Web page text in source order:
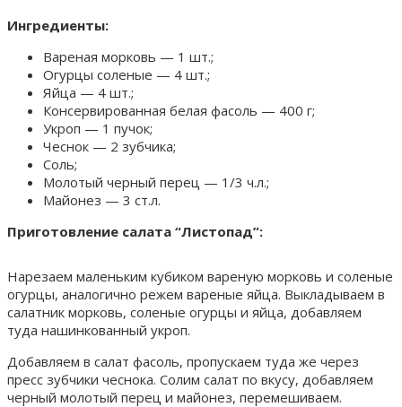
Ингредиенты:
Вареная морковь — 1 шт.;
Огурцы соленые — 4 шт.;
Яйца — 4 шт.;
Консервированная белая фасоль — 400 г;
Укроп — 1 пучок;
Чеснок — 2 зубчика;
Соль;
Молотый черный перец — 1/3 ч.л.;
Майонез — 3 ст.л.
Приготовление салата “Листопад”:
Нарезаем маленьким кубиком вареную морковь и соленые
огурцы, аналогично режем вареные яйца. Выкладываем в
салатник морковь, соленые огурцы и яйца, добавляем
туда нашинкованный укроп.
Добавляем в салат фасоль, пропускаем туда же через
пресс зубчики чеснока. Солим салат по вкусу, добавляем
черный молотый перец и майонез, перемешиваем.